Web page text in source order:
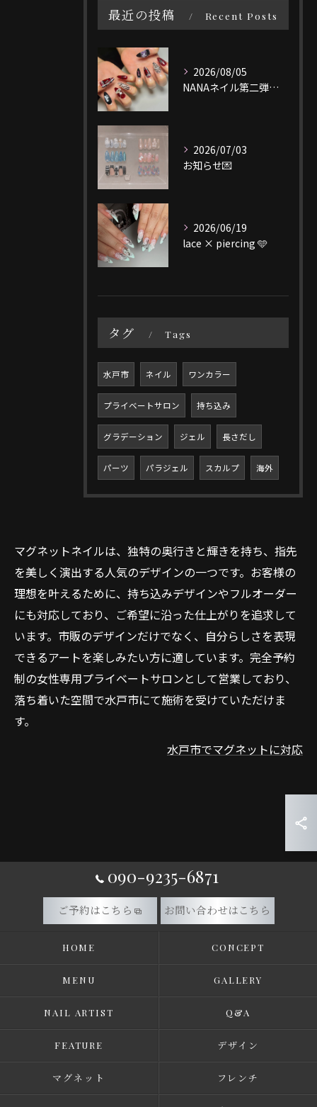
最近の投稿 Recent Posts
2026/08/05
NANAネイル第二弾❤️‍🩹🚬
2026/07/03
お知らせ💌
2026/06/19
lace × piercing 🩵
タグ Tags
水戸市 ネイル ワンカラー
プライベートサロン 持ち込み
グラデーション ジェル 長さだし
パーツ パラジェル スカルプ 海外
マグネットネイルは、独特の奥行きと輝きを持ち、指先
を美しく演出する人気のデザインの一つです。お客様の
理想を叶えるために、持ち込みデザインやフルオーダー
にも対応しており、ご希望に沿った仕上がりを追求して
います。市販のデザインだけでなく、自分らしさを表現
できるアートを楽しみたい方に適しています。完全予約
制の女性専用プライベートサロンとして営業しており、
落ち着いた空間で水戸市にて施術を受けていただけま
す。
水戸市でマグネットに対応
090-9235-6871
ご予約はこちら お問い合わせはこちら
HOME CONCEPT
MENU GALLERY
NAIL ARTIST Q&A
FEATURE デザイン
マグネット フレンチ